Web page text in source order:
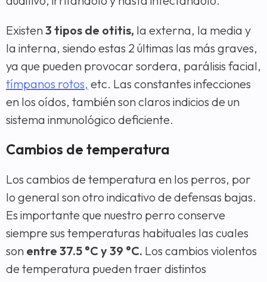
Existen3 tipos de otitis, la externa, la media y
la interna, siendo estas 2 últimas las más graves,
ya que pueden provocar sordera, parálisis facial,
tímpanos rotos, etc. Las constantes infecciones
en los oídos, también son claros indicios de un
sistema inmunológico deficiente.
Cambios de temperatura
Los cambios de temperatura en los perros, por
lo general son otro indicativo de defensas bajas.
Es importante que nuestro perro conserve
siempre sus temperaturas habituales las cuales
son entre 37.5 °C y 39 °C. Los cambios violentos
de temperatura pueden traer distintos